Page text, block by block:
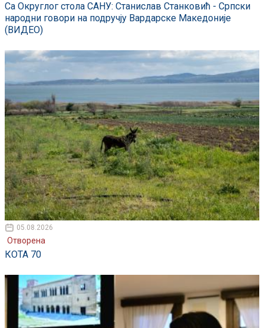
Са Округлог стола САНУ: Станислав Станковић - Српски
народни говори на подручју Вардарске Македоније
(ВИДЕО)
05.08.2026
Отворена
КОТА 70